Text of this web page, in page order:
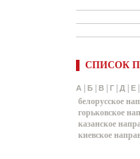
СПИСОК
А Б В Г Д Е
белорусское
горьковское
казанское
киевское